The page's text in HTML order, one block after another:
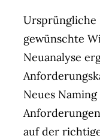
Ursprüngliche
gewünschte
Neuanalyse
Neues
auf der